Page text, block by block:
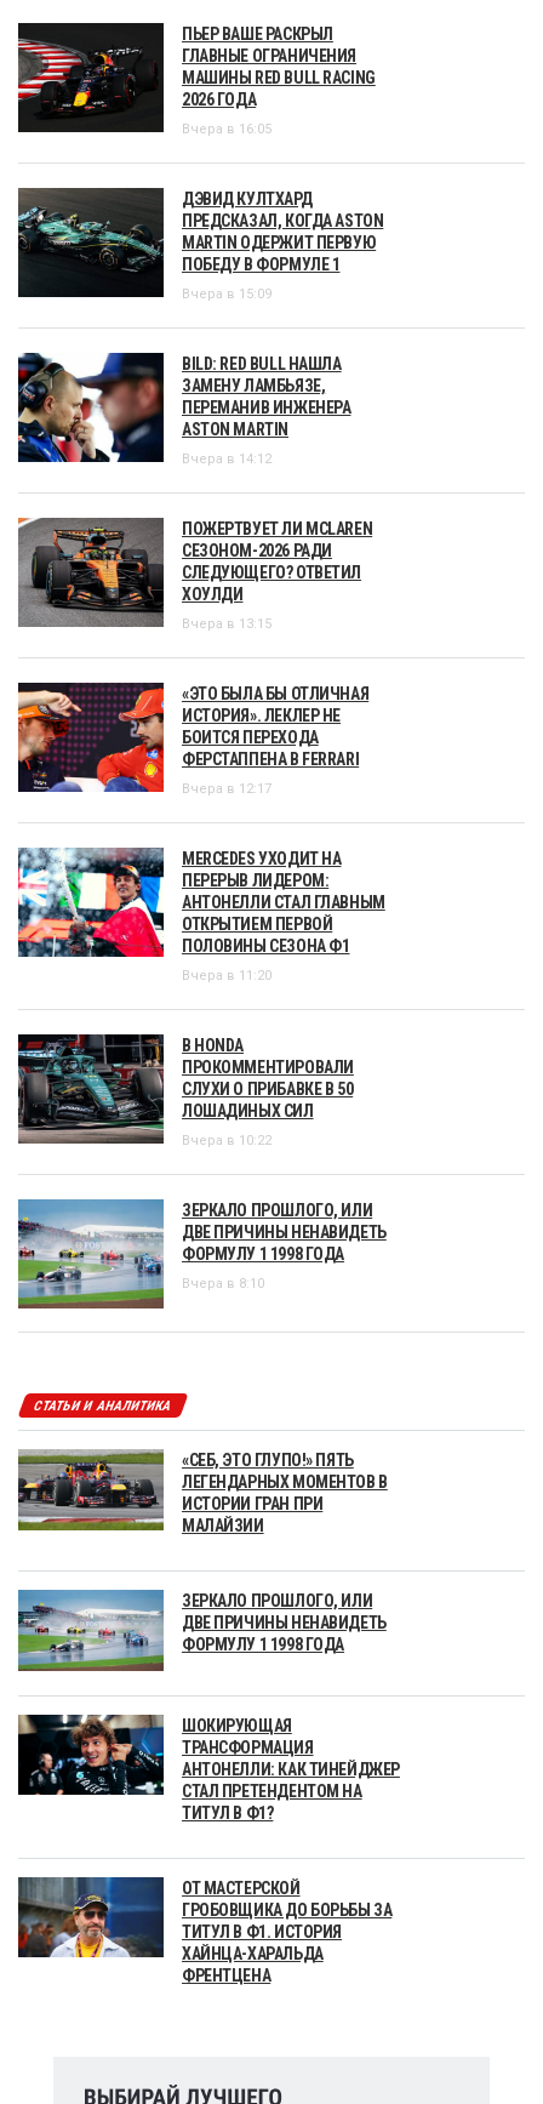
ПЬЕР ВАШЕ РАСКРЫЛ
ГЛАВНЫЕ ОГРАНИЧЕНИЯ
МАШИНЫ RED BULL RACING
2026 ГОДА
Вчера в 16:05
ДЭВИД КУЛТХАРД
ПРЕДСКАЗАЛ, КОГДА ASTON
MARTIN ОДЕРЖИТ ПЕРВУЮ
ПОБЕДУ В ФОРМУЛЕ 1
Вчера в 15:09
BILD: RED BULL НАШЛА
ЗАМЕНУ ЛАМБЬЯЗЕ,
ПЕРЕМАНИВ ИНЖЕНЕРА
ASTON MARTIN
Вчера в 14:12
ПОЖЕРТВУЕТ ЛИ MCLAREN
СЕЗОНОМ-2026 РАДИ
СЛЕДУЮЩЕГО? ОТВЕТИЛ
ХОУЛДИ
Вчера в 13:15
«ЭТО БЫЛА БЫ ОТЛИЧНАЯ
ИСТОРИЯ». ЛЕКЛЕР НЕ
БОИТСЯ ПЕРЕХОДА
ФЕРСТАППЕНА В FERRARI
Вчера в 12:17
MERCEDES УХОДИТ НА
ПЕРЕРЫВ ЛИДЕРОМ:
АНТОНЕЛЛИ СТАЛ ГЛАВНЫМ
ОТКРЫТИЕМ ПЕРВОЙ
ПОЛОВИНЫ СЕЗОНА Ф1
Вчера в 11:20
В HONDA
ПРОКОММЕНТИРОВАЛИ
СЛУХИ О ПРИБАВКЕ В 50
ЛОШАДИНЫХ СИЛ
Вчера в 10:22
ЗЕРКАЛО ПРОШЛОГО, ИЛИ
ДВЕ ПРИЧИНЫ НЕНАВИДЕТЬ
ФОРМУЛУ 1 1998 ГОДА
Вчера в 8:10
СТАТЬИ И АНАЛИТИКА
«СЕБ, ЭТО ГЛУПО!» ПЯТЬ
ЛЕГЕНДАРНЫХ МОМЕНТОВ В
ИСТОРИИ ГРАН ПРИ
МАЛАЙЗИИ
ЗЕРКАЛО ПРОШЛОГО, ИЛИ
ДВЕ ПРИЧИНЫ НЕНАВИДЕТЬ
ФОРМУЛУ 1 1998 ГОДА
ШОКИРУЮЩАЯ
ТРАНСФОРМАЦИЯ
АНТОНЕЛЛИ: КАК ТИНЕЙДЖЕР
СТАЛ ПРЕТЕНДЕНТОМ НА
ТИТУЛ В Ф1?
ОТ МАСТЕРСКОЙ
ГРОБОВЩИКА ДО БОРЬБЫ ЗА
ТИТУЛ В Ф1. ИСТОРИЯ
ХАЙНЦА-ХАРАЛЬДА
ФРЕНТЦЕНА